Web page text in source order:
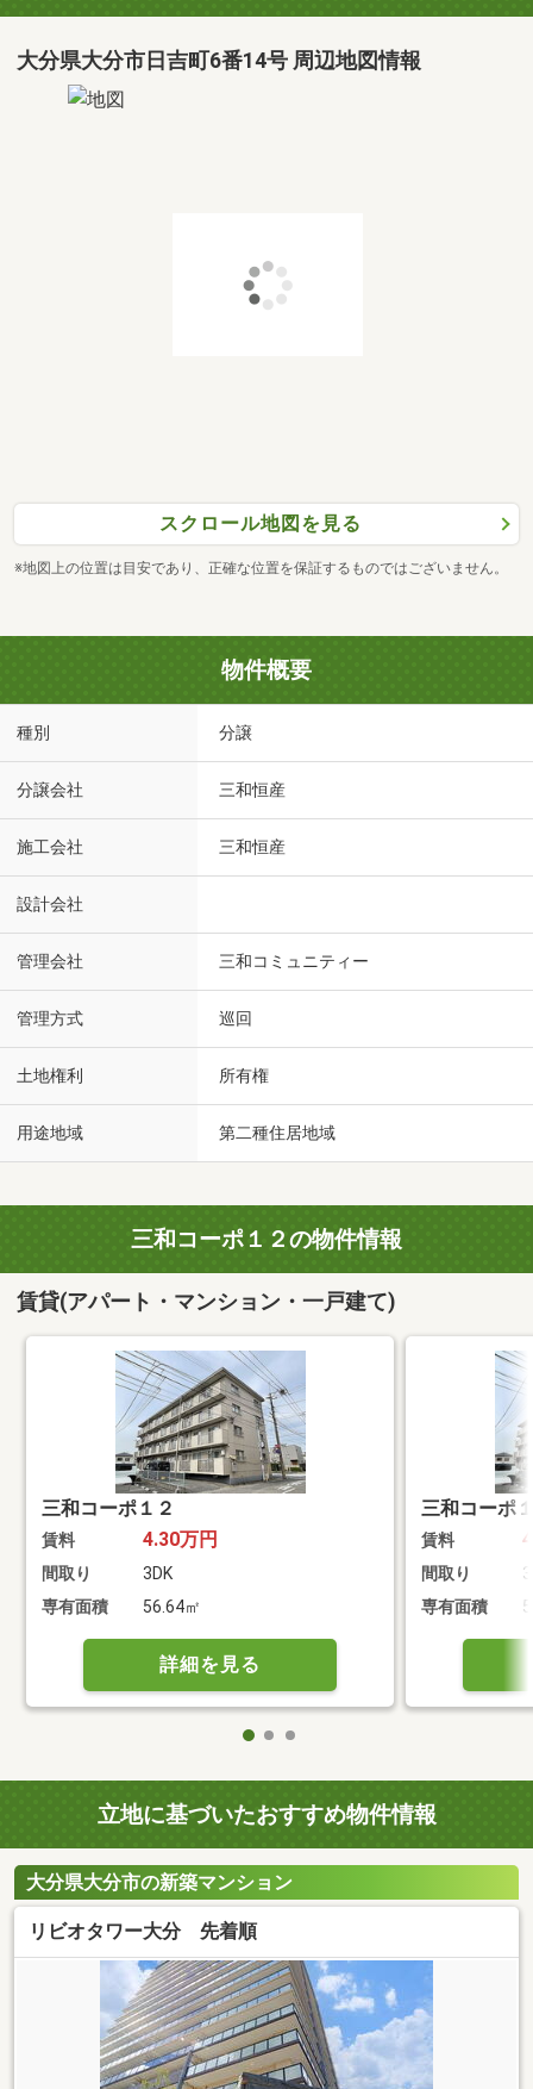
大分県大分市日吉町6番14号 周辺地図情報
スクロール地図を見る
※地図上の位置は目安であり、正確な位置を保証するものではございません。
物件概要
種別 分譲
分譲会社 三和恒産
施工会社 三和恒産
設計会社
管理会社 三和コミュニティー
管理方式 巡回
土地権利 所有権
用途地域 第二種住居地域
三和コーポ１２の物件情報
賃貸(アパート・マンション・一戸建て)
三和コーポ１２
賃料 4.30万円
間取り
3DK
専有面積
56.64㎡
詳細を見る
三和コーポ
賃料
間取り
専有面積
立地に基づいたおすすめ物件情報
大分県大分市の新築マンション
リビオタワー大分 先着順